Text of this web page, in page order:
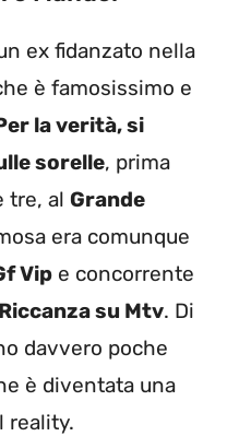
un ex fidanzato nella
è famosissimo e
la verità, si
sorelle, prima
tre, al Grande
era comunque
Vip e concorrente
Riccanza su Mtv. Di
davvero poche
è diventata una
reality.